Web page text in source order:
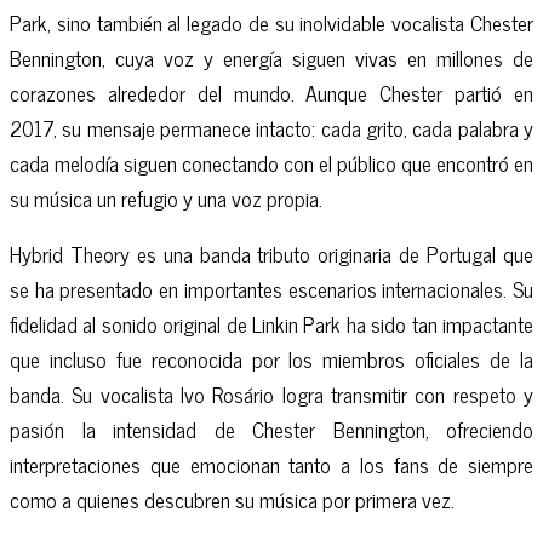
Park, sino también al legado de su inolvidable vocalista Chester
Bennington, cuya voz y energía siguen vivas en millones de
corazones alrededor del mundo. Aunque Chester partió en
2017, su mensaje permanece intacto: cada grito, cada palabra y
cada melodía siguen conectando con el público que encontró en
su música un refugio y una voz propia.
Hybrid Theory es una banda tributo originaria de Portugal que
se ha presentado en importantes escenarios internacionales. Su
fidelidad al sonido original de Linkin Park ha sido tan impactante
que incluso fue reconocida por los miembros oficiales de la
banda. Su vocalista Ivo Rosário logra transmitir con respeto y
pasión la intensidad de Chester Bennington, ofreciendo
interpretaciones que emocionan tanto a los fans de siempre
como a quienes descubren su música por primera vez.